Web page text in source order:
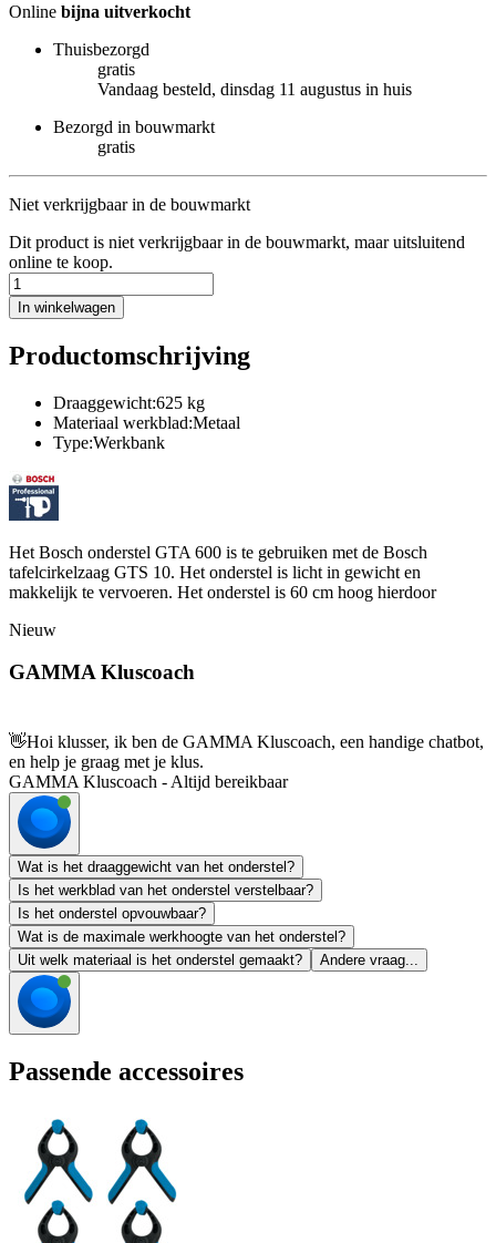
Online bijna uitverkocht
Thuisbezorgd
gratis
Vandaag besteld, dinsdag 11 augustus in huis
Bezorgd in bouwmarkt
gratis
Niet verkrijgbaar in de bouwmarkt
Dit product is niet verkrijgbaar in de bouwmarkt, maar uitsluitend
online te koop.
In winkelwagen
Productomschrijving
Draaggewicht:625 kg
Materiaal werkblad:Metaal
Type:Werkbank
Het Bosch onderstel GTA 600 is te gebruiken met de Bosch
tafelcirkelzaag GTS 10. Het onderstel is licht in gewicht en
makkelijk te vervoeren. Het onderstel is 60 cm hoog hierdoor
Nieuw
GAMMA Kluscoach
👋Hoi klusser, ik ben de GAMMA Kluscoach, een handige chatbot,
en help je graag met je klus.
GAMMA Kluscoach - Altijd bereikbaar
Wat is het draaggewicht van het onderstel?
Is het werkblad van het onderstel verstelbaar?
Is het onderstel opvouwbaar?
Wat is de maximale werkhoogte van het onderstel?
Uit welk materiaal is het onderstel gemaakt?
Andere vraag...
Passende accessoires